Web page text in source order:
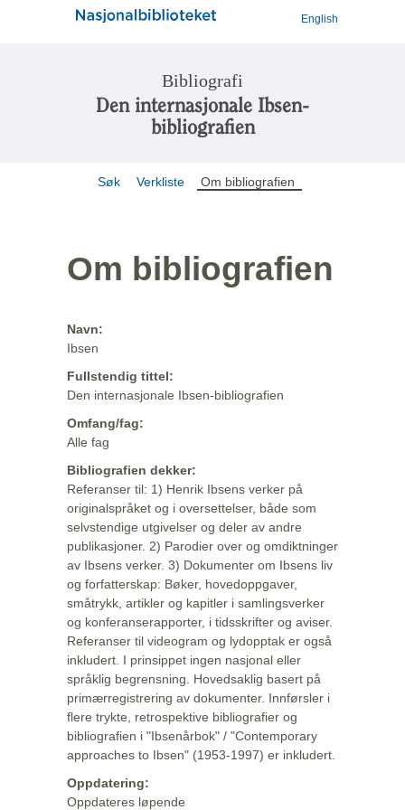
English
Bibliografi
Den internasjonale Ibsen-
bibliografien
Søk Verkliste Om bibliografien
Om bibliografien
Navn:
Ibsen
Fullstendig tittel:
Den internasjonale Ibsen-bibliografien
Omfang/fag:
Alle fag
Bibliografien dekker:
Referanser til: 1) Henrik Ibsens verker på
originalspråket og i oversettelser, både som
selvstendige utgivelser og deler av andre
publikasjoner. 2) Parodier over og omdiktninger
av Ibsens verker. 3) Dokumenter om Ibsens liv
og forfatterskap: Bøker, hovedoppgaver,
småtrykk, artikler og kapitler i samlingsverker
og konferanserapporter, i tidsskrifter og aviser.
Referanser til videogram og lydopptak er også
inkludert. I prinsippet ingen nasjonal eller
språklig begrensning. Hovedsaklig basert på
primærregistrering av dokumenter. Innførsler i
flere trykte, retrospektive bibliografier og
bibliografien i "Ibsenårbok" / "Contemporary
approaches to Ibsen" (1953-1997) er inkludert.
Oppdatering:
Oppdateres løpende